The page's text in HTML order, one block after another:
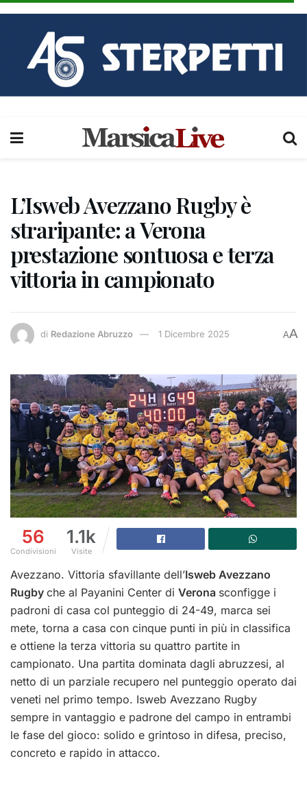
L’Isweb Avezzano Rugby è
straripante: a Verona
prestazione sontuosa e terza
vittoria in campionato
di Redazione Abruzzo 1 Dicembre 2025 AA
56
Condivisioni
1.1k
Visite
Avezzano. Vittoria sfavillante dell’Isweb Avezzano
Rugby che al Payanini Center di Verona sconfigge i
padroni di casa col punteggio di 24-49, marca sei
mete, torna a casa con cinque punti in più in classifica
e ottiene la terza vittoria su quattro partite in
campionato. Una partita dominata dagli abruzzesi, al
netto di un parziale recupero nel punteggio operato dai
veneti nel primo tempo. Isweb Avezzano Rugby
sempre in vantaggio e padrone del campo in entrambi
le fase del gioco: solido e grintoso in difesa, preciso,
concreto e rapido in attacco.